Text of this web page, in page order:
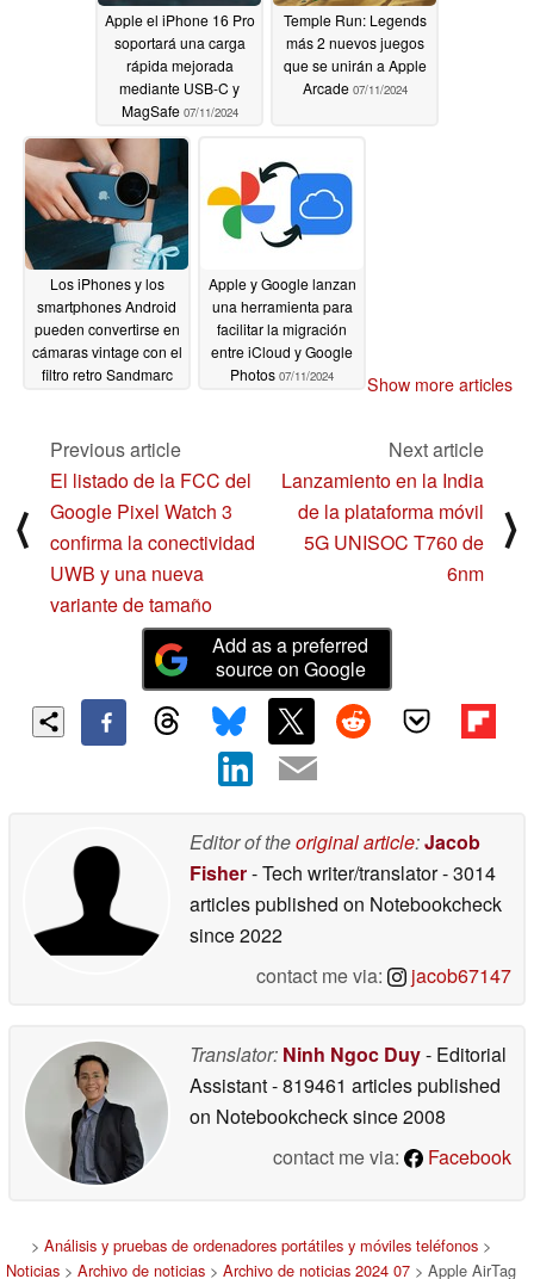
Apple el iPhone 16 Pro
soportará una carga
rápida mejorada
mediante USB-C y
MagSafe 07/11/2024
Temple Run: Legends
más 2 nuevos juegos
que se unirán a Apple
Arcade 07/11/2024
Los iPhones y los
smartphones Android
pueden convertirse en
cámaras vintage con el
filtro retro Sandmarc
Apple y Google lanzan
una herramienta para
facilitar la migración
entre iCloud y Google
Photos 07/11/2024 Show more articles
⟨
Previous article
El listado de la FCC del
Google Pixel Watch 3
confirma la conectividad
UWB y una nueva
variante de tamaño
Next article
Lanzamiento en la India
de la plataforma móvil
5G UNISOC T760 de
6nm
⟩
Add as a preferred
source on Google
Editor of theoriginal article:Jacob
Fisher- Tech writer/translator- 3014
articles published on Notebookcheck
since 2022
contact me via:
jacob67147
Translator: Ninh Ngoc Duy- Editorial
Assistant- 819461 articles published
on Notebookchecksince 2008
contact me via:
Facebook
> Análisis y pruebas de ordenadores portátiles y móviles teléfonos >
Noticias > Archivo de noticias > Archivo de noticias 2024 07 > Apple AirTag